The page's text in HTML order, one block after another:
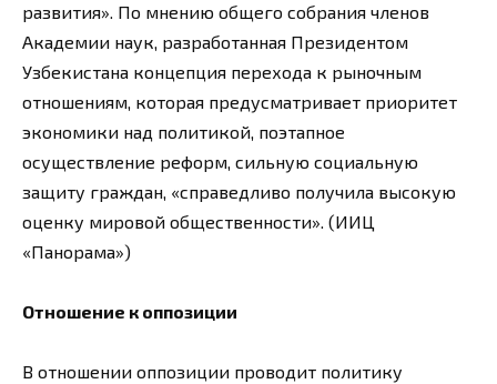
развития». По мнению общего собрания членов
Академии наук, разработанная Президентом
Узбекистана концепция перехода к рыночным
отношениям, которая предусматривает приоритет
экономики над политикой, поэтапное
осуществление реформ, сильную социальную
защиту граждан, «справедливо получила высокую
оценку мировой общественности». (ИИЦ
«Панорама»)
Отношение к оппозиции
В отношении оппозиции проводит политику